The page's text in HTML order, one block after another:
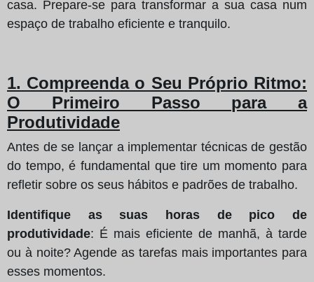
casa. Prepare-se para transformar a sua casa num
espaço de trabalho eficiente e tranquilo.
1. Compreenda o Seu Próprio Ritmo:
O Primeiro Passo para a
Produtividade
Antes de se lançar a implementar técnicas de gestão
do tempo, é fundamental que tire um momento para
refletir sobre os seus hábitos e padrões de trabalho.
Identifique as suas horas de pico de
produtividade: É mais eficiente de manhã, à tarde
ou à noite? Agende as tarefas mais importantes para
esses momentos.